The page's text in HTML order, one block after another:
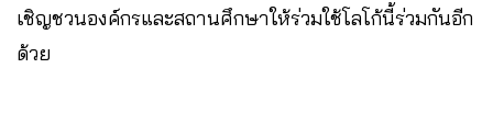
เชิญชวนองค์กรและสถานศึกษาให้ร่วมใช้โลโก้นี้ร่วมกันอีก
ด้วย